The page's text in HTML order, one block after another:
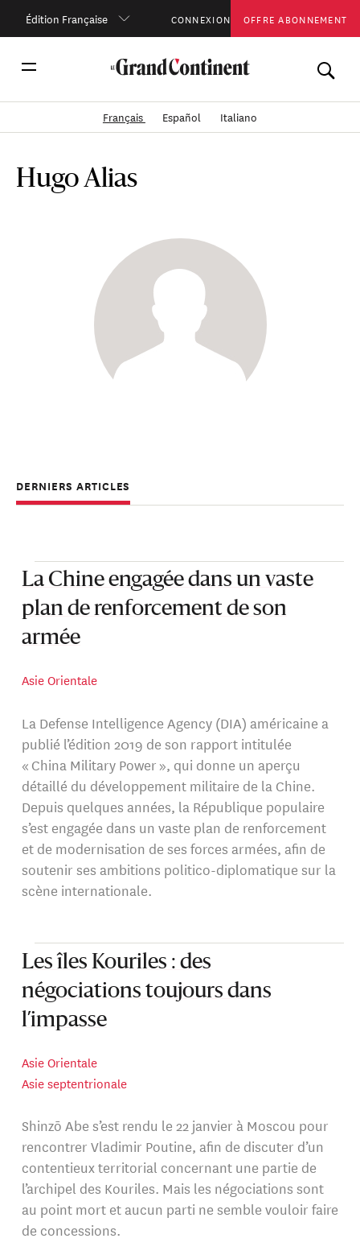
Édition Française CONNEXION OFFRE ABONNEMENT
Français Español Italiano
Hugo Alias
DERNIERS ARTICLES
La Chine engagée dans un vaste
plan de renforcement de son
armée
Asie Orientale
La Defense Intelligence Agency (DIA) américaine a
publié l’édition 2019 de son rapport intitulée
« China Military Power », qui donne un aperçu
détaillé du développement militaire de la Chine.
Depuis quelques années, la République populaire
s’est engagée dans un vaste plan de renforcement
et de modernisation de ses forces armées, afin de
soutenir ses ambitions politico-diplomatique sur la
scène internationale.
Les îles Kouriles : des
négociations toujours dans
l’impasse
Asie Orientale
Asie septentrionale
Shinzō Abe s’est rendu le 22 janvier à Moscou pour
rencontrer Vladimir Poutine, afin de discuter d’un
contentieux territorial concernant une partie de
l’archipel des Kouriles. Mais les négociations sont
au point mort et aucun parti ne semble vouloir faire
de concessions.